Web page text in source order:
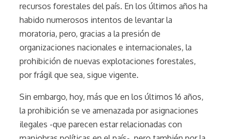
recursos forestales del país. En los últimos años ha
habido numerosos intentos de levantar la
moratoria, pero, gracias a la presión de
organizaciones nacionales e internacionales, la
prohibición de nuevas explotaciones forestales,
por frágil que sea, sigue vigente.
Sin embargo, hoy, más que en los últimos 16 años,
la prohibición se ve amenazada por asignaciones
ilegales -que parecen estar relacionadas con